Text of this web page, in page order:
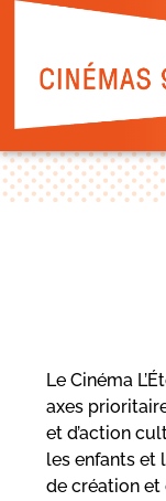
Le Cinéma
axes
et d’action
les enfants et
de création